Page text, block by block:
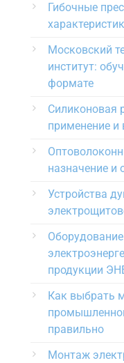
Гибочные
Московский
институт:
формате
Силиконовая
применение и
назначение и
Устройства
продукции
Как выбрать
правильно
Монтаж